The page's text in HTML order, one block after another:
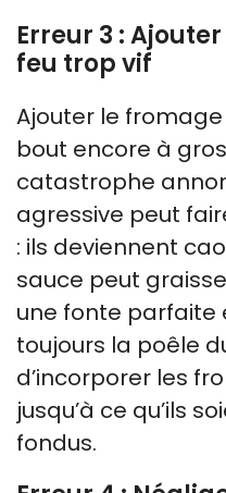
Erreur 3 :
feu trop vif
Ajouter le
bout encore à
catastrophe
agressive peut
: ils deviennent
sauce peut
une fonte parfaite
toujours la poêle
d’incorporer les
jusqu’à ce qu’ils
fondus.